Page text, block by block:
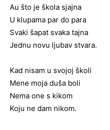
Au što je škola sjajna
U klupama par do para
Svaki šapat svaka tajna
Jednu novu ljubav stvara.
Kad nisam u svojoj školi
Mene moja duša boli
Nema one s kikom
Koju ne dam nikom.